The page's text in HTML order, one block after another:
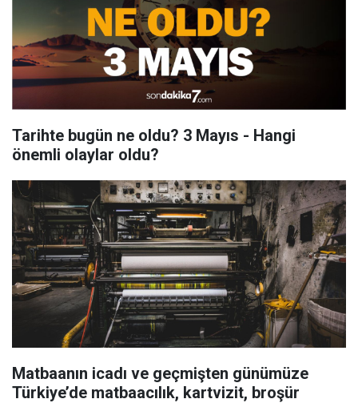
Tarihte bugün ne oldu? 3 Mayıs - Hangi
önemli olaylar oldu?
Matbaanın icadı ve geçmişten günümüze
Türkiye’de matbaacılık, kartvizit, broşür